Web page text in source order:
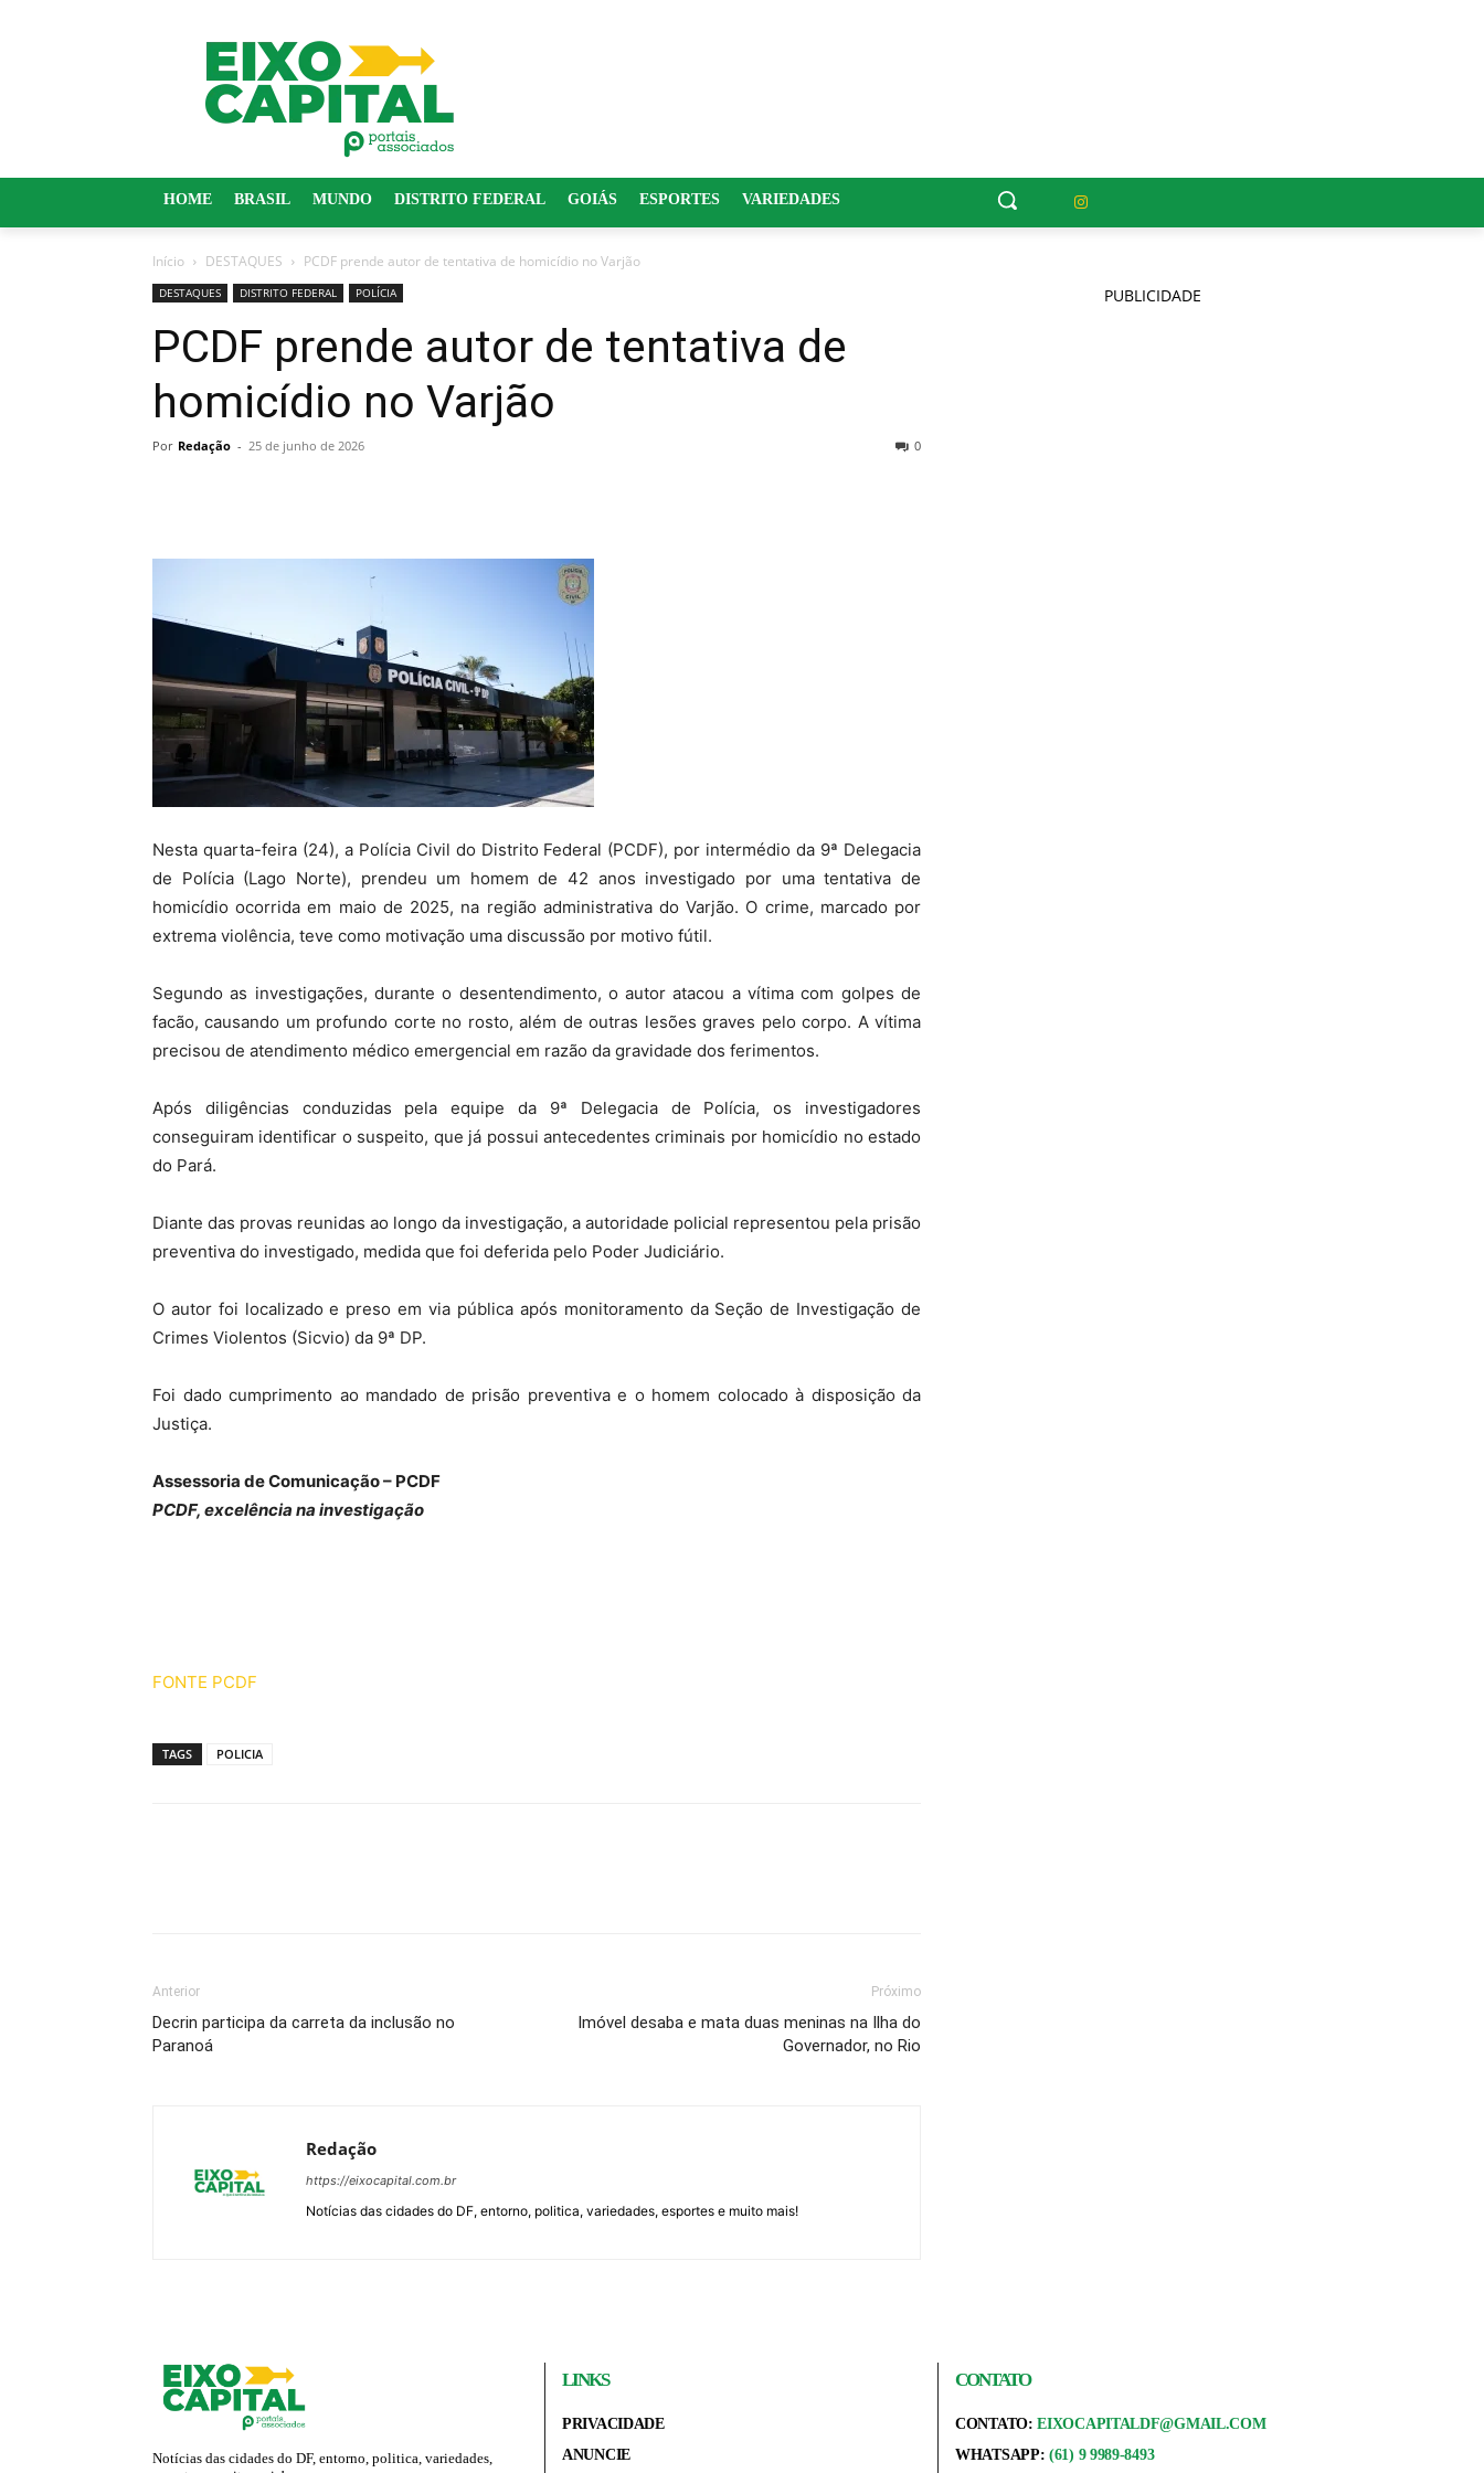
HOME BRASIL MUNDO DISTRITO FEDERAL GOIÁS ESPORTES VARIEDADES
Início DESTAQUES PCDF prende autor de tentativa de homicídio no Varjão
DESTAQUES DISTRITO FEDERAL POLÍCIA
PCDF prende autor de tentativa de
homicídio no Varjão
Por Redação - 25 de junho de 2026 0
Nesta quarta-feira (24), a Polícia Civil do Distrito Federal (PCDF), por intermédio da 9ª Delegacia
de Polícia (Lago Norte), prendeu um homem de 42 anos investigado por uma tentativa de
homicídio ocorrida em maio de 2025, na região administrativa do Varjão. O crime, marcado por
extrema violência, teve como motivação uma discussão por motivo fútil.
Segundo as investigações, durante o desentendimento, o autor atacou a vítima com golpes de
facão, causando um profundo corte no rosto, além de outras lesões graves pelo corpo. A vítima
precisou de atendimento médico emergencial em razão da gravidade dos ferimentos.
Após diligências conduzidas pela equipe da 9ª Delegacia de Polícia, os investigadores
conseguiram identificar o suspeito, que já possui antecedentes criminais por homicídio no estado
do Pará.
Diante das provas reunidas ao longo da investigação, a autoridade policial representou pela prisão
preventiva do investigado, medida que foi deferida pelo Poder Judiciário.
O autor foi localizado e preso em via pública após monitoramento da Seção de Investigação de
Crimes Violentos (Sicvio) da 9ª DP.
Foi dado cumprimento ao mandado de prisão preventiva e o homem colocado à disposição da
Justiça.
Assessoria de Comunicação – PCDF
PCDF, excelência na investigação
FONTE PCDF
TAGS POLICIA
Anterior
Decrin participa da carreta da inclusão no
Paranoá
Próximo
Imóvel desaba e mata duas meninas na Ilha do
Governador, no Rio
Redação
https://eixocapital.com.br
Notícias das cidades do DF, entorno, politica, variedades, esportes e muito mais!
PUBLICIDADE
Notícias das cidades do DF, entorno, politica, variedades,
LINKS
PRIVACIDADE
ANUNCIE
CONTATO
CONTATO:EIXOCAPITALDF@GMAIL.COM
WHATSAPP: (61) 9 9989-8493